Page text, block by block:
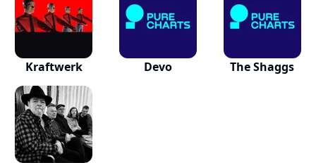
Kraftwerk Devo The Shaggs